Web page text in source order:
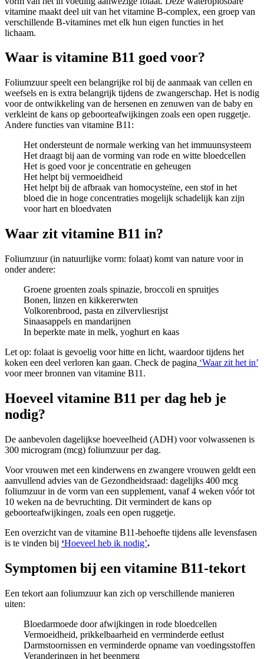
vitamine maakt deel uit van het vitamine B-complex, een groep van
verschillende B-vitamines met elk hun eigen functies in het
lichaam.
Waar is vitamine B11 goed voor?
Foliumzuur speelt een belangrijke rol bij de aanmaak van cellen en
weefsels en is extra belangrijk tijdens de zwangerschap. Het is nodig
voor de ontwikkeling van de hersenen en zenuwen van de baby en
verkleint de kans op geboorteafwijkingen zoals een open ruggetje.
Andere functies van vitamine B11:
Het ondersteunt de normale werking van het immuunsysteem
Het draagt bij aan de vorming van rode en witte bloedcellen
Het is goed voor je concentratie en geheugen
Het helpt bij vermoeidheid
Het helpt bij de afbraak van homocysteïne, een stof in het
bloed die in hoge concentraties mogelijk schadelijk kan zijn
voor hart en bloedvaten
Waar zit vitamine B11 in?
Foliumzuur (in natuurlijke vorm: folaat) komt van nature voor in
onder andere:
Groene groenten zoals spinazie, broccoli en spruitjes
Bonen, linzen en kikkererwten
Volkorenbrood, pasta en zilvervliesrijst
Sinaasappels en mandarijnen
In beperkte mate in melk, yoghurt en kaas
Let op: folaat is gevoelig voor hitte en licht, waardoor tijdens het
koken een deel verloren kan gaan. Check de pagina ‘Waar zit het in’
voor meer bronnen van vitamine B11.
Hoeveel vitamine B11 per dag heb je
nodig?
De aanbevolen dagelijkse hoeveelheid (ADH) voor volwassenen is
300 microgram (mcg) foliumzuur per dag.
Voor vrouwen met een kinderwens en zwangere vrouwen geldt een
aanvullend advies van de Gezondheidsraad: dagelijks 400 mcg
foliumzuur in de vorm van een supplement, vanaf 4 weken vóór tot
10 weken na de bevruchting. Dit vermindert de kans op
geboorteafwijkingen, zoals een open ruggetje.
Een overzicht van de vitamine B11-behoefte tijdens alle levensfasen
is te vinden bij ‘Hoeveel heb ik nodig’.
Symptomen bij een vitamine B11-tekort
Een tekort aan foliumzuur kan zich op verschillende manieren
uiten:
Bloedarmoede door afwijkingen in rode bloedcellen
Vermoeidheid, prikkelbaarheid en verminderde eetlust
Darmstoornissen en verminderde opname van voedingsstoffen
Veranderingen in het beenmerg